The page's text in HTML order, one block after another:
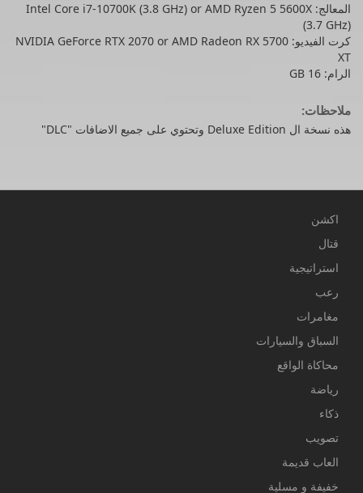
المعالج: Intel Core i7-10700K (3.8 GHz) or AMD Ryzen 5 5600X
(3.7 GHz)
كرت الفيديو: NVIDIA GeForce RTX 2070 or AMD Radeon RX 5700
XT
الرام: 16 GB
ملاحظات:
هذه نسخة ال Deluxe Edition وتحتوي على جميع الاضافات "DLC"
اكشن
قتال
استراتيجية
رعب
مغامرات
السباق والسيارات
محاكاة الواقع
رياضة
ذكاء
تصويب
العاب قديمة
خفيفة و مسلية